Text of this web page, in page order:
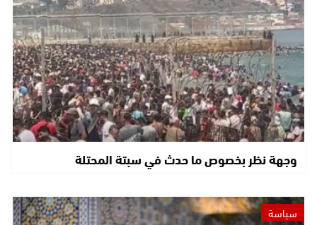
وجهة نظر بخصوص ما حدث في سبتة المحتلة
سياسة